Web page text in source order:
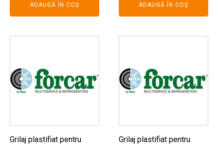
ADAUGĂ ÎN COȘ ADAUGĂ ÎN COȘ
Grilaj plastifiat pentru
Grilaj plastifiat pentru